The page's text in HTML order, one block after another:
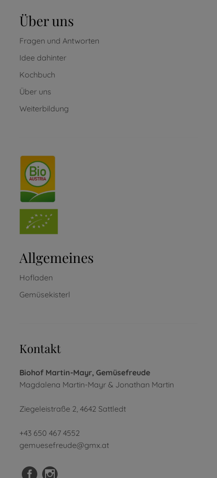
Über uns
Fragen und Antworten
Idee dahinter
Kochbuch
Über uns
Weiterbildung
Allgemeines
Hofladen
Gemüsekisterl
Kontakt
Biohof Martin-Mayr, Gemüsefreude
Magdalena Martin-Mayr & Jonathan Martin
Ziegeleistraße 2, 4642 Sattledt
+43 650 467 4552
gemuesefreude@gmx.at